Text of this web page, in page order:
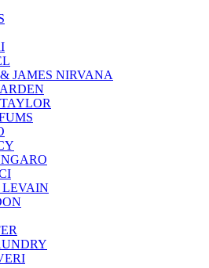
JAMES NIRVANA